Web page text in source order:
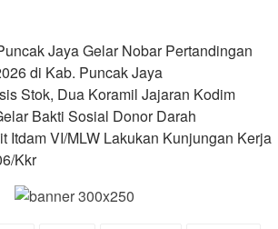
Jaya Gelar Nobar Pertandingan
di Kab. Puncak Jaya
Stok, Dua Koramil Jajaran Kodim
Bakti Sosial Donor Darah
Itdam VI/MLW Lakukan Kunjungan Kerja
Kkr